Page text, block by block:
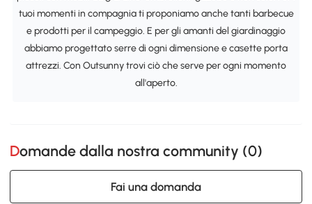
tuoi momenti in compagnia ti proponiamo anche tanti barbecue
e prodotti per il campeggio. E per gli amanti del giardinaggio
abbiamo progettato serre di ogni dimensione e casette porta
attrezzi. Con Outsunny trovi ciò che serve per ogni momento
all'aperto.
Domande dalla nostra community (0)
Fai una domanda